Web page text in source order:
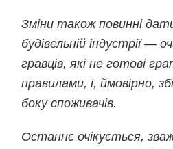
Зміни також повинні
будівельній індустрії —
гравців, які не готові
правилами, і, ймовірно,
боку споживачів.
Останнє очікується,